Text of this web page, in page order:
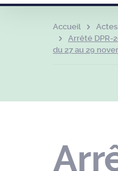
Accueil
Arrêté DPR-
du 27 au 29